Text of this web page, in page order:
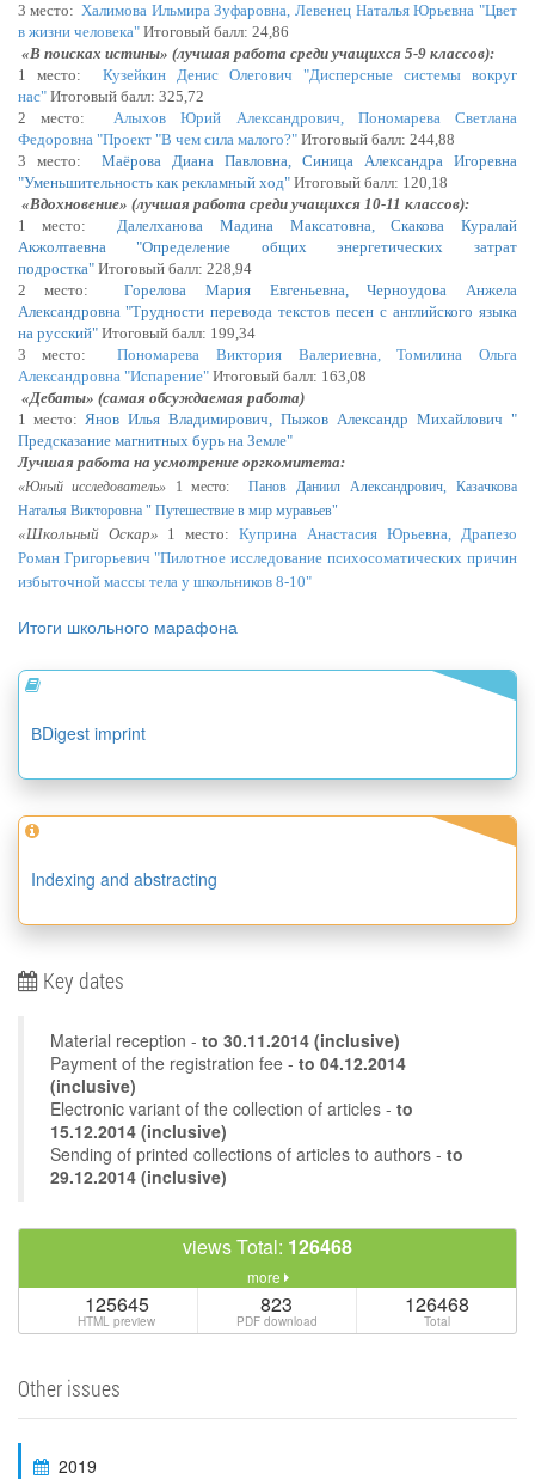
3 место: Халимова Ильмира Зуфаровна, Левенец Наталья Юрьевна "Цвет
в жизни человека" Итоговый балл: 24,86
«В поисках истины» (лучшая работа среди учащихся 5-9 классов):
1 место:
Кузейкин Денис Олегович "Дисперсные системы вокруг
нас" Итоговый балл: 325,72
2 место:
Алыхов Юрий Александрович, Пономарева Светлана
Федоровна "Проект "В чем сила малого?" Итоговый балл: 244,88
3 место:
Маёрова Диана Павловна, Синица Александра Игоревна
"Уменьшительность как рекламный ход" Итоговый балл: 120,18
«Вдохновение» (лучшая работа среди учащихся 10-11 классов):
1 место:
Далелханова Мадина Максатовна, Скакова Куралай
Акжолтаевна "Определение общих энергетических затрат
подростка" Итоговый балл: 228,94
2 место:
Горелова Мария Евгеньевна, Черноудова Анжела
Александровна "Трудности перевода текстов песен с английского языка
на русский" Итоговый балл: 199,34
3 место:
Пономарева Виктория Валериевна, Томилина Ольга
Александровна "Испарение" Итоговый балл: 163,08
«Дебаты» (самая обсуждаемая работа)
1 место: Янов Илья Владимирович, Пыжов Александр Михайлович "
Предсказание магнитных бурь на Земле"
Лучшая работа на усмотрение оргкомитета:
«Юный исследователь» 1 место:
Панов Даниил Александрович, Казачкова
Наталья Викторовна " Путешествие в мир муравьев"
«Школьный Оскар» 1 место: Куприна Анастасия Юрьевна, Драпезо
Роман Григорьевич "Пилотное исследование психосоматических причин
избыточной массы тела у школьников 8-10"
Итоги школьного марафона
ВDigest imprint
Indexing and abstracting
Key dates
Material reception - to 30.11.2014 (inclusive)
Payment of the registration fee - to 04.12.2014
(inclusive)
Electronic variant of the collection of articles - to
15.12.2014 (inclusive)
Sending of printed collections of articles to authors - to
29.12.2014 (inclusive)
views Total: 126468
more
125645
HTML preview
823
PDF download
126468
Total
Other issues
2019